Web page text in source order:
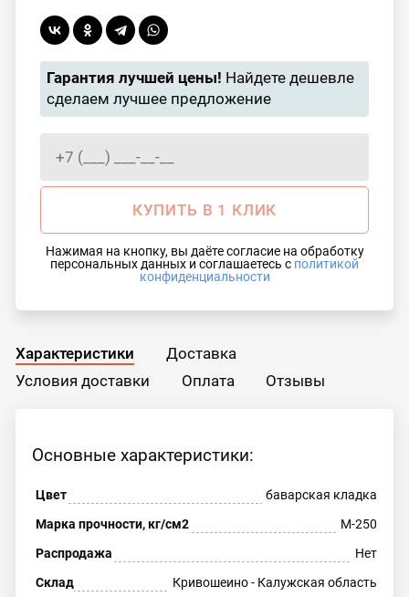
Гарантия лучшей цены! Найдете дешевле
сделаем лучшее предложение
КУПИТЬ В 1 КЛИК
Нажимая на кнопку, вы даёте согласие на обработку
персональных данных и соглашаетесь с политикой
конфиденциальности
Характеристики
Доставка
Условия доставки
Оплата Отзывы
Основные характеристики:
Цвет
баварская кладка
Марка прочности, кг/см2
М-250
Распродажа
Нет
Склад
Кривошеино - Калужская область